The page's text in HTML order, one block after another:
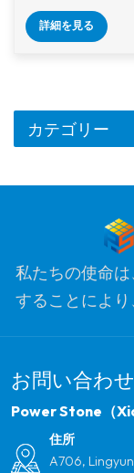
の日よけ、防水
そして発電機能
造強度、防水性
して美観を考慮
詳細を見る
カテゴリー
私たちの使命
することにより
り、品質、プロ
ンのための最も
お問い合わせ
Power Stone（
住所
A706,